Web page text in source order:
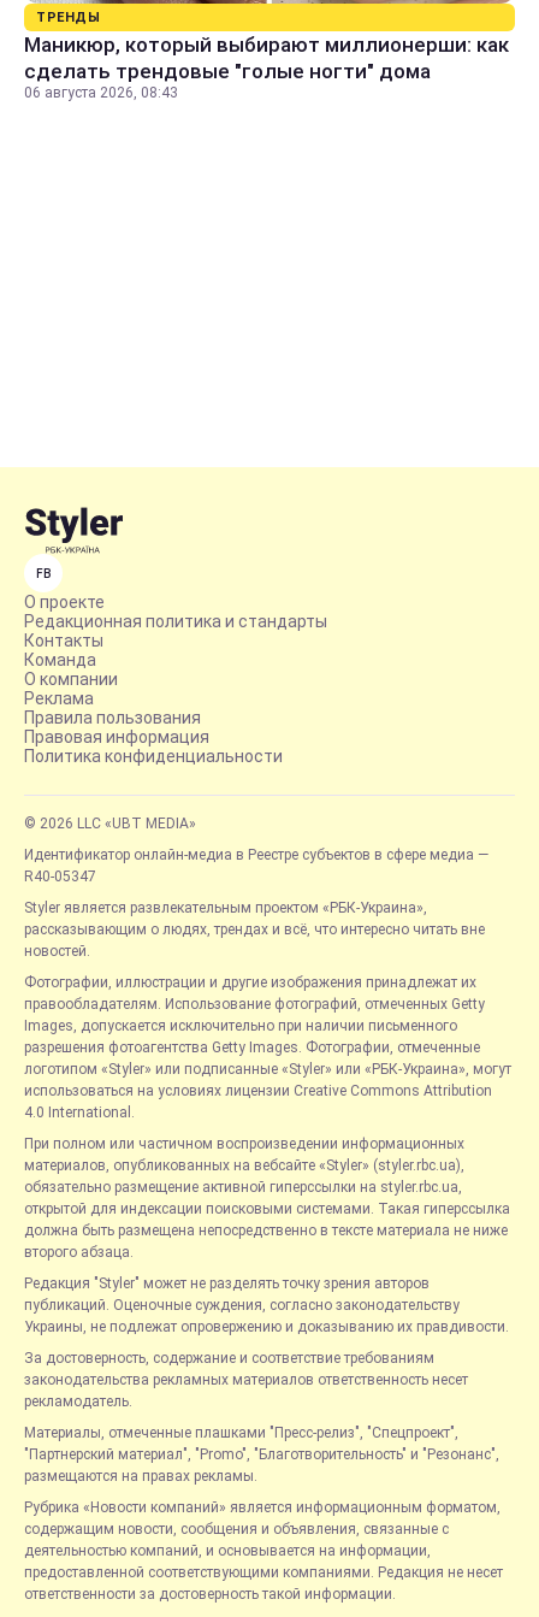
ТРЕНДЫ
Маникюр, который выбирают миллионерши: как
сделать трендовые "голые ногти" дома
06 августа 2026, 08:43
FB
О проекте
Редакционная политика и стандарты
Контакты
Команда
О компании
Реклама
Правила пользования
Правовая информация
Политика конфиденциальности
© 2026 LLC «UBT MEDIA»
Идентификатор онлайн-медиа в Реестре субъектов в сфере медиа —
R40-05347
Styler является развлекательным проектом «РБК-Украина»,
рассказывающим о людях, трендах и всё, что интересно читать вне
новостей.
Фотографии, иллюстрации и другие изображения принадлежат их
правообладателям. Использование фотографий, отмеченных Getty
Images, допускается исключительно при наличии письменного
разрешения фотоагентства Getty Images. Фотографии, отмеченные
логотипом «Styler» или подписанные «Styler» или «РБК-Украина», могут
использоваться на условиях лицензии Creative Commons Attribution
4.0 International.
При полном или частичном воспроизведении информационных
материалов, опубликованных на вебсайте «Styler» (styler.rbc.ua),
обязательно размещение активной гиперссылки на styler.rbc.ua,
открытой для индексации поисковыми системами. Такая гиперссылка
должна быть размещена непосредственно в тексте материала не ниже
второго абзаца.
Редакция "Styler" может не разделять точку зрения авторов
публикаций. Оценочные суждения, согласно законодательству
Украины, не подлежат опровержению и доказыванию их правдивости.
За достоверность, содержание и соответствие требованиям
законодательства рекламных материалов ответственность несет
рекламодатель.
Материалы, отмеченные плашками "Пресс-релиз", "Спецпроект",
"Партнерский материал", "Promo", "Благотворительность" и "Резонанс",
размещаются на правах рекламы.
Рубрика «Новости компаний» является информационным форматом,
содержащим новости, сообщения и объявления, связанные с
деятельностью компаний, и основывается на информации,
предоставленной соответствующими компаниями. Редакция не несет
ответственности за достоверность такой информации.